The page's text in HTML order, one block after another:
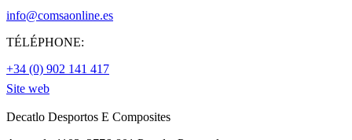
info@comsaonline.es
TÉLÉPHONE:
+34 (0) 902 141 417
Site web
Decatlo Desportos E Composites